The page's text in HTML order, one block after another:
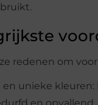
redenen om
en unieke